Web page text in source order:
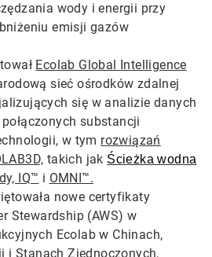
wody i energii przy
emisji gazów
Ecolab Global Intelligence
sieć ośrodków zdalnej
się w analizie danych
substancji
w tym rozwiązań
takich jak Ścieżka wodna
IQ™ i OMNI™.
nowe certyfikaty
Stewardship (AWS) w
Ecolab w Chinach,
i Stanach Zjednoczonych,